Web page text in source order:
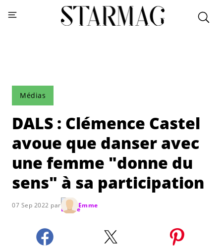
Médias
DALS : Clémence Castel
avoue que danser avec
une femme "donne du
sens" à sa participation
07 Sep 2022 par Emme